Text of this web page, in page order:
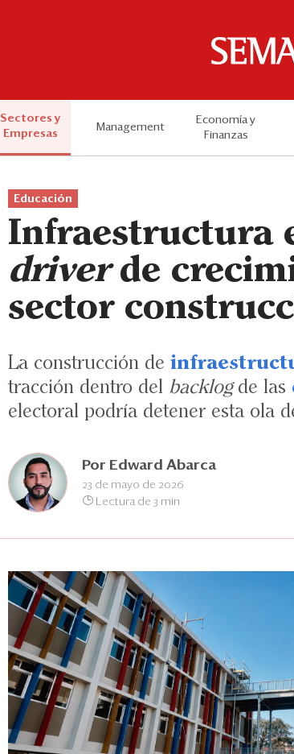
Sectores y
Empresas
Management
Economía y
Finanzas
Educación
Infraestructura
driverde
sector
La construcción de
tracción dentro del backlogde las
electoral podría detener esta ola
Por Edward Abarca
23 de mayo de 2026
Lectura de 3 min